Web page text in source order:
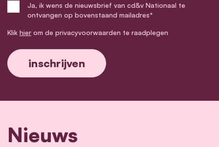
Ja, ik wens de nieuwsbrief van cd&v Nationaal te
ontvangen op bovenstaand mailadres*
Klik hier om de privacyvoorwaarden te raadplegen
Nieuws